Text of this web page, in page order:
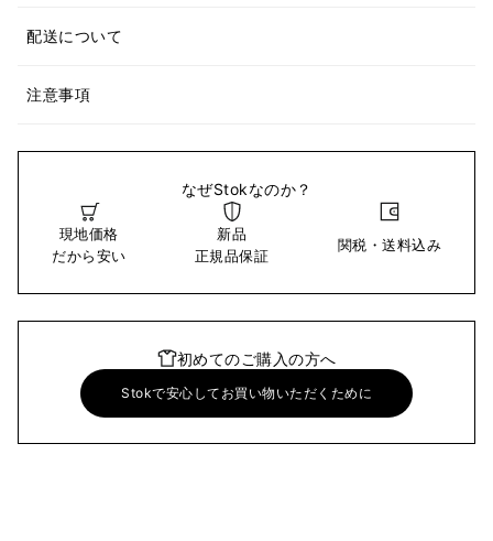
配送について
注意事項
なぜStokなのか？
現地価格
だから安い
新品
正規品保証
関税・送料込み
初めてのご購入の方へ
Stokで安心してお買い物いただくために